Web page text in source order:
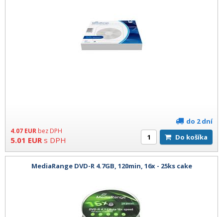
4.07 EUR bez DPH
5.01 EUR s DPH
do 2 dní
Do košíka
MediaRange DVD-R 4.7GB, 120min, 16x - 25ks cake